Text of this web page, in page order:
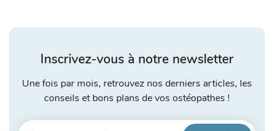
Inscrivez-vous à notre newsletter
Une fois par mois, retrouvez nos derniers articles, les
conseils et bons plans de vos ostéopathes !